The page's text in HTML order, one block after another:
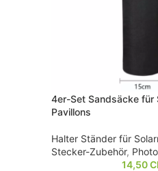
4er-Set Sandsäcke für
Pavillons
Halter Ständer für
Stecker-Zubehör,
14,50